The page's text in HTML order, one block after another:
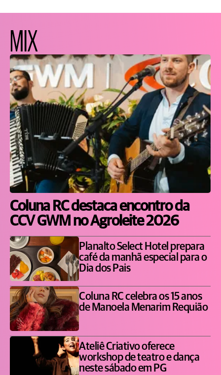
MIX
Coluna RC destaca encontro da
CCV GWM no Agroleite 2026
Planalto Select Hotel prepara
café da manhã especial para o
Dia dos Pais
Coluna RC celebra os 15 anos
de Manoela Menarim Requião
Ateliê Criativo oferece
workshop de teatro e dança
neste sábado em PG